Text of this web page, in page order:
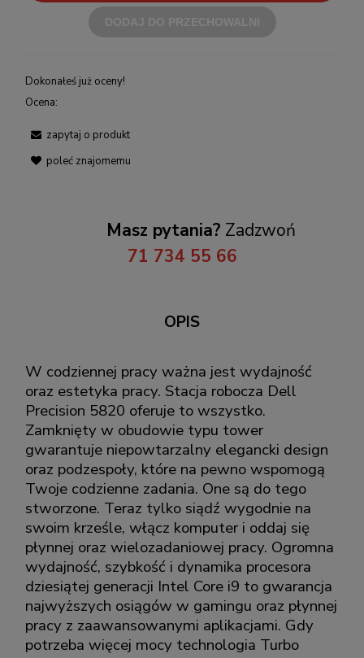
Dokonałeś już oceny!
Ocena:
zapytaj o produkt
poleć znajomemu
Masz pytania? Zadzwoń
71 734 55 66
OPIS
W codziennej pracy ważna jest wydajność
oraz estetyka pracy. Stacja robocza Dell
Precision 5820 oferuje to wszystko.
Zamknięty w obudowie typu tower
gwarantuje niepowtarzalny elegancki design
oraz podzespoły, które na pewno wspomogą
Twoje codzienne zadania. One są do tego
stworzone. Teraz tylko siądź wygodnie na
swoim krześle, włącz komputer i oddaj się
płynnej oraz wielozadaniowej pracy. Ogromna
wydajność, szybkość i dynamika procesora
dziesiątej generacji Intel Core i9 to gwarancja
najwyższych osiągów w gamingu oraz płynnej
pracy z zaawansowanymi aplikacjami. Gdy
potrzeba więcej mocy technologia Turbo